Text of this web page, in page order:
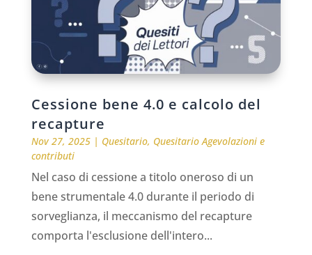
Cessione bene 4.0 e calcolo del
recapture
Nov 27, 2025| Quesitario, Quesitario Agevolazioni e
contributi
Nel caso di cessione a titolo oneroso di un
bene strumentale 4.0 durante il periodo di
sorveglianza, il meccanismo del recapture
comporta l'esclusione dell'intero...